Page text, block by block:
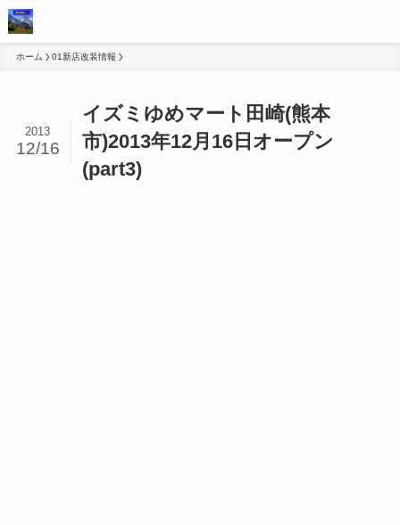
ホーム 01新店改装情報
イズミゆめマート田崎(熊本
市)2013年12月16日オープン
(part3)
2013
12/16